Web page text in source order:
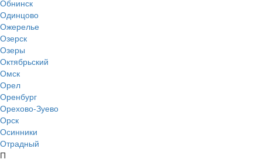
Обнинск
Одинцово
Ожерелье
Озерск
Озеры
Октябрьский
Омск
Орел
Оренбург
Орехово-Зуево
Орск
Осинники
Отрадный
П